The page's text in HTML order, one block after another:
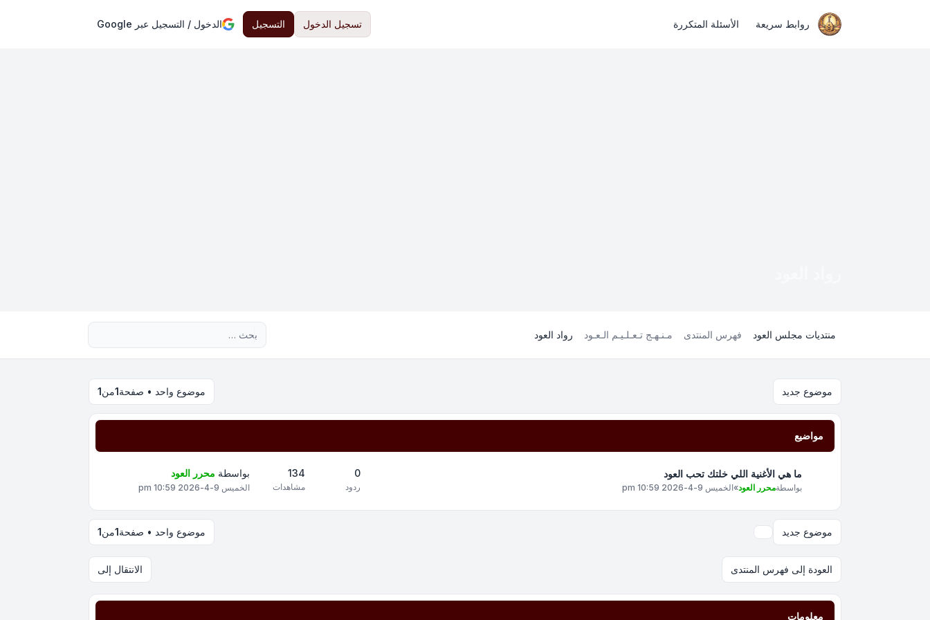
روابط سريعة الأسئلة المتكررة تسجيل الدخول التسجيل الدخول / التسجيل عبر Google
منتديات مجلس العود فهرس المنتدى مـنـهـج تـعـلـيـم الـعـود رواد العود بحث متقدم
موضوع جديد موضوع واحد • صفحة1من1
مواضيع
ما هي الأغنية اللي خلتك تحب العود
بواسطةمحرر العود»الخميس 9-4-2026 10:59 pm
0
ردود
134
مشاهدات
بواسطة محرر العود
الخميس 9-4-2026 10:59 pm
موضوع جديد خيارات العرض والترتيب موضوع واحد • صفحة1من1
العودة إلى فهرس المنتدى الانتقال إلى
معلومات